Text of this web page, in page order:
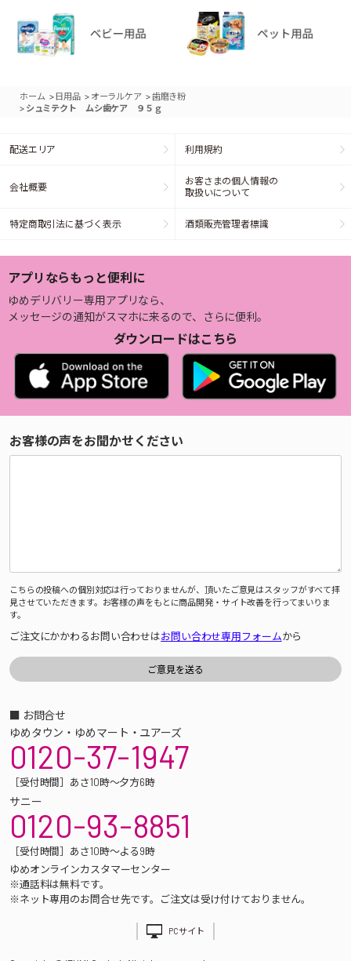
ホーム > 日用品 > オーラルケア >歯磨き粉
> シュミテクト ムシ歯ケア ９５ｇ
配送エリア 利用規約
会社概要
お客さまの個人情報の
取扱いについて
特定商取引法に基づく表示 酒類販売管理者標識
アプリならもっと便利に
ゆめデリバリー専用アプリなら、
メッセージの通知がスマホに来るので、さらに便利。
ダウンロードはこちら
お客様の声をお聞かせください
こちらの投稿への個別対応は行っておりませんが、頂いたご意見はスタッフがすべて拝
見させていただきます。お客様の声をもとに商品開発・サイト改善を行ってまいりま
す。
ご注文にかかわるお問い合わせはお問い合わせ専用フォームから
■ お問合せ
ゆめタウン・ゆめマート・ユアーズ
0120-37-1947
［受付時間］あさ10時～夕方6時
サニー
0120-93-8851
［受付時間］あさ10時～よる9時
ゆめオンラインカスタマーセンター
※通話料は無料です。
※ネット専用のお問合せ先です。ご注文は受け付けておりません。
PCサイト